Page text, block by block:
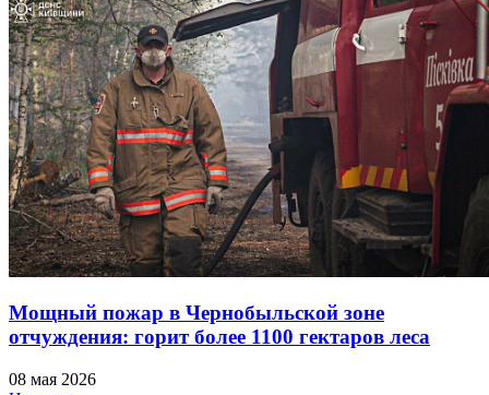
Мощный пожар в Чернобыльской зоне
отчуждения: горит более 1100 гектаров леса
08 мая 2026